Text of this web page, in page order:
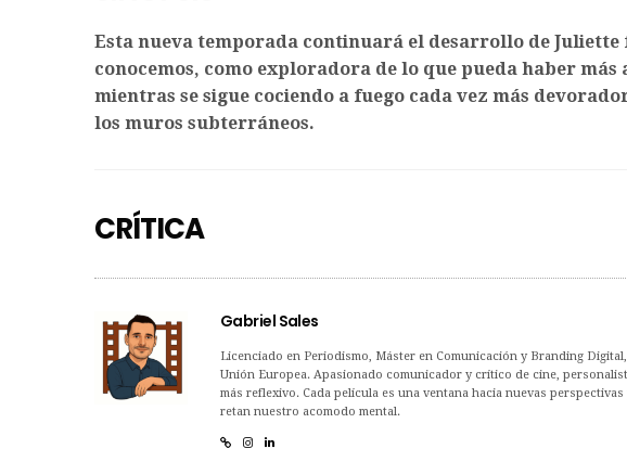
Esta nueva temporada continuará el desarrollo de Juliette
conocemos, como exploradora de lo que pueda haber
mientras se sigue cociendo a fuego cada vez más
los muros subterráneos.
CRÍTICA
Gabriel Sales
Licenciado en Periodismo, Máster en Comunicación y Branding
Unión Europea. Apasionado comunicador y crítico de cine,
más reflexivo. Cada película es una ventana hacia nuevas
retan nuestro acomodo mental.